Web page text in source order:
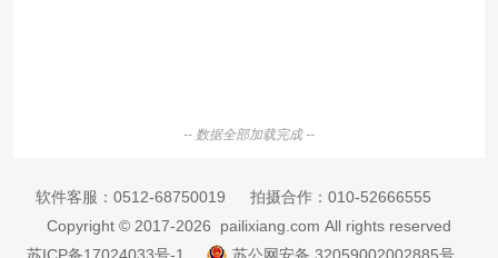
-- 数据全部加载完成 --
软件客服： 0512-68750019 拍摄合作： 010-52666555
Copyright © 2017-2026 pailixiang.com All rights reserved
苏ICP备17024033号-1
苏公网安备 32059002002885号